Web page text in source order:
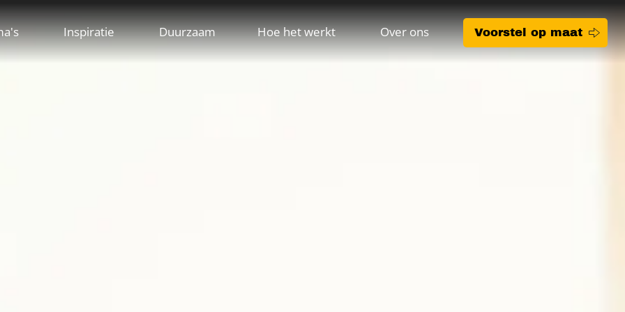
Inspiratie Duurzaam Hoe het werkt Over ons Voorstel op maat